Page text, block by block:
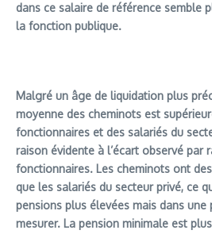
dans ce salaire de référence semble
la fonction publique.
Malgré un âge de liquidation plus
moyenne des cheminots est
fonctionnaires et des salariés du
raison évidente à l’écart observé par
fonctionnaires. Les cheminots ont
que les salariés du secteur privé, ce
pensions plus élevées mais dans
mesurer. La pension minimale est